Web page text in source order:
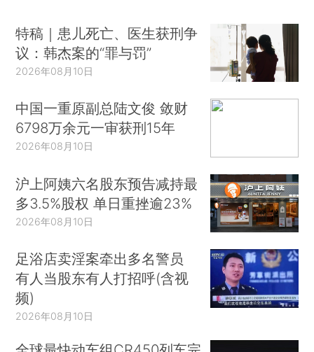
特稿｜患儿死亡、医生获刑争
议：韩杰案的“罪与罚”
2026年08月10日
中国一重原副总陆文俊 敛财
6798万余元一审获刑15年
2026年08月10日
沪上阿姨六名股东预告减持最
多3.5%股权 单日重挫逾23%
2026年08月10日
足浴店卖淫案牵出多名警员
有人当股东有人打招呼(含视
频)
2026年08月10日